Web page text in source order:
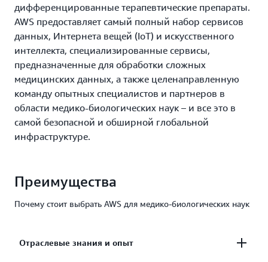
дифференцированные терапевтические препараты.
AWS предоставляет самый полный набор сервисов
данных, Интернета вещей (IoT) и искусственного
интеллекта, специализированные сервисы,
предназначенные для обработки сложных
медицинских данных, а также целенаправленную
команду опытных специалистов и партнеров в
области медико-биологических наук – и все это в
самой безопасной и обширной глобальной
инфраструктуре.
Преимущества
Почему стоит выбрать AWS для медико-биологических наук
Отраслевые знания и опыт